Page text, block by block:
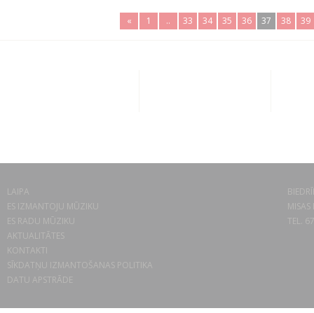
« 1 .. 33 34 35 36 37 38 39
LAIPA
ES IZMANTOJU MŪZIKU
ES RADU MŪZIKU
AKTUALITĀTES
KONTAKTI
SĪKDATŅU IZMANTOŠANAS POLITIKA
DATU APSTRĀDE
TEL.